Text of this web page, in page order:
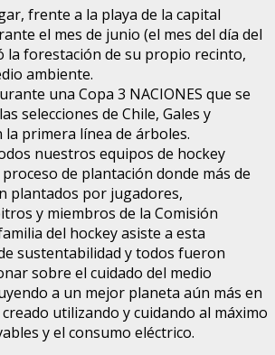
frente a la playa de la capital
el mes de junio (el mes del día del
la forestación de su propio recinto,
ambiente.
una Copa 3 NACIONES que se
selecciones de Chile, Gales y
primera línea de árboles.
nuestros equipos de hockey
de plantación donde más de
plantados por jugadores,
y miembros de la Comisión
del hockey asiste a esta
sustentabilidad y todos fueron
sobre el cuidado del medio
a un mejor planeta aún más en
utilizando y cuidando al máximo
y el consumo eléctrico.